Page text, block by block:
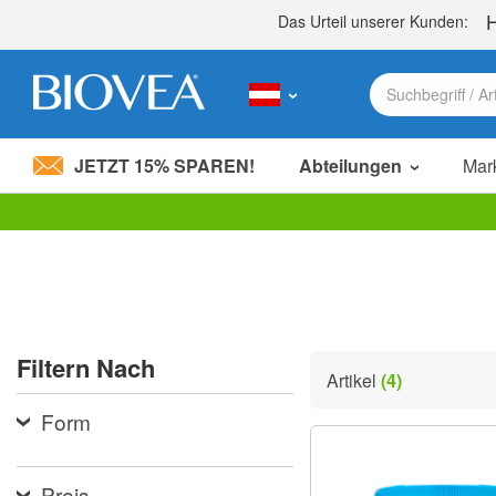
Bitte
Barrierefreiheitssystem.
Drücken
Strg-
um
die
JETZT 15% SPAREN! Abteilungen
Filtern Nach
Form
Artikel (4)